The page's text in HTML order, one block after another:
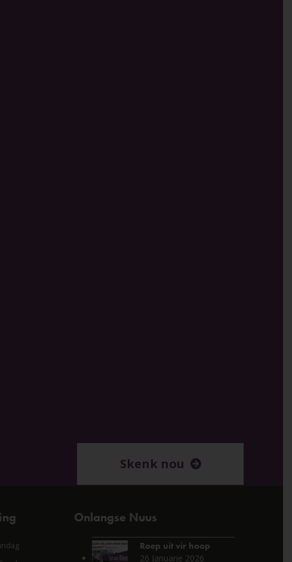
Skenk nou
Onlangse Nuus
Roep uit vir hoop
26 Januarie 2026